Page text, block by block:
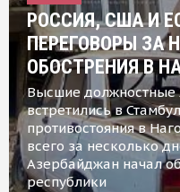
РОССИЯ, США И
ПЕРЕГОВОРЫ ЗА
ОБОСТРЕНИЯ В
Высшие должностные
встретились в
противостояния в
всего за несколько
Азербайджан начал
республики